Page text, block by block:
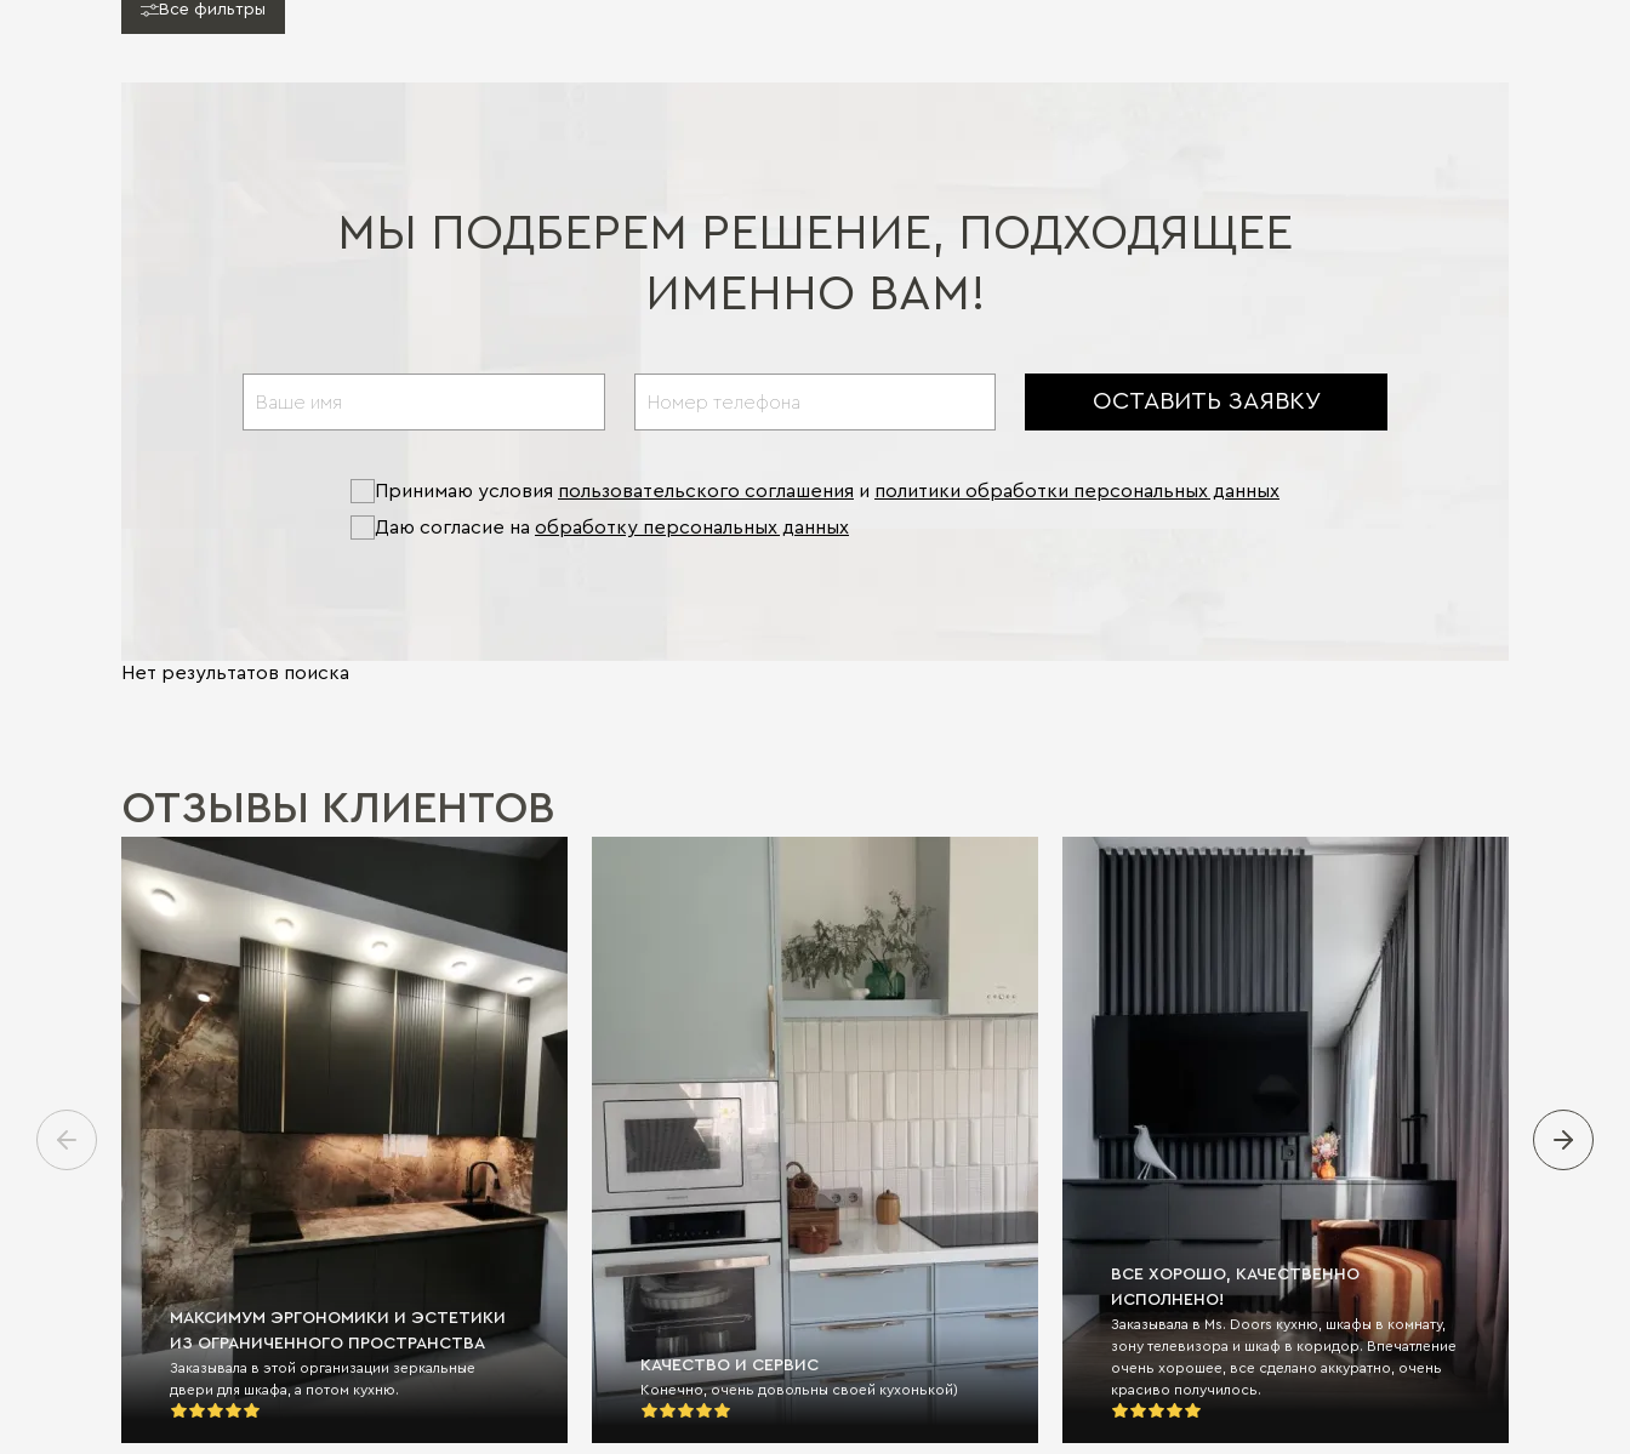
Все фильтры
МЫ ПОДБЕРЕМ РЕШЕНИЕ, ПОДХОДЯЩЕЕ
ИМЕННО ВАМ!
ОСТАВИТЬ ЗАЯВКУ
Принимаю условия пользовательского соглашения и политики обработки персональных данных
Даю согласие на обработку персональных данных
Нет результатов поиска
ОТЗЫВЫ КЛИЕНТОВ
МАКСИМУМ ЭРГОНОМИКИ И ЭСТЕТИКИ
ИЗ ОГРАНИЧЕННОГО ПРОСТРАНСТВА
Заказывала в этой организации зеркальные
двери для шкафа, а потом кухню.
КАЧЕСТВО И СЕРВИС
Конечно, очень довольны своей кухонькой)
ВСЕ ХОРОШО, КАЧЕСТВЕННО
ИСПОЛНЕНО!
Заказывала в Ms. Doors кухню, шкафы в комнату,
зону телевизора и шкаф в коридор. Впечатление
очень хорошее, все сделано аккуратно, очень
красиво получилось.